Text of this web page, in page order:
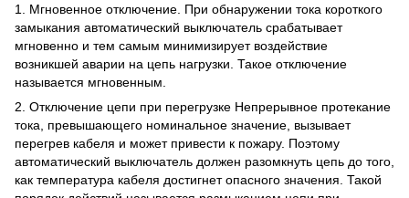
1. Мгновенное отключение. При обнаружении тока короткого
замыкания автоматический выключатель срабатывает
мгновенно и тем самым минимизирует воздействие
возникшей аварии на цепь нагрузки. Такое отключение
называется мгновенным.
2. Отключение цепи при перегрузке Непрерывное протекание
тока, превышающего номинальное значение, вызывает
перегрев кабеля и может привести к пожару. Поэтому
автоматический выключатель должен разомкнуть цепь до того,
как температура кабеля достигнет опасного значения. Такой